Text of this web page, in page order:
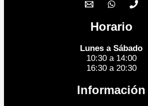
Horario
Lunes a Sábado
10:30 a 14:00
16:30 a 20:30
Información